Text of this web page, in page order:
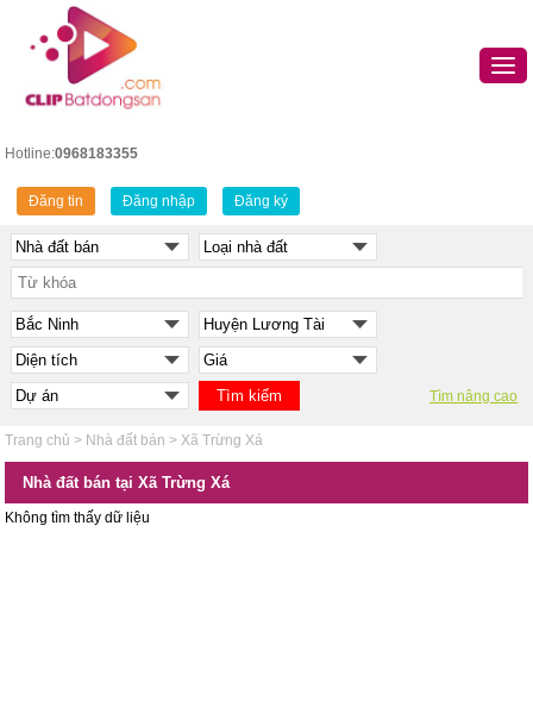
Hotline:0968183355
Đăng tin Đăng nhập Đăng ký
Tìm nâng cao
Trang chủ > Nhà đất bán >Xã Trừng Xá
Nhà đất bán tại Xã Trừng Xá
Không tìm thấy dữ liệu